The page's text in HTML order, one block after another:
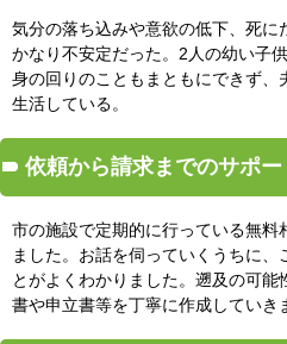
気分の落ち込みや意欲の低下、死に
かなり不安定だった。2人の幼い子
身の回りのこともまともにできず、
生活している。
依頼から請求までのサポー
市の施設で定期的に行っている無
ました。お話を伺っていくうちに、
とがよくわかりました。遡及の可
書や申立書等を丁寧に作成していき